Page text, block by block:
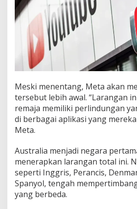
Meski menentang, Meta akan
tersebut lebih awal. “Larangan
remaja memiliki perlindungan
di berbagai aplikasi yang
Meta.
Australia menjadi negara
menerapkan larangan total ini.
seperti Inggris, Perancis,
Spanyol, tengah
yang berbeda.